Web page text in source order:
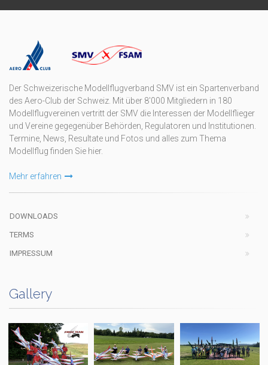
Der Schweizerische Modellflugverband SMV ist ein Spartenverband
des Aero-Club der Schweiz. Mit über 8'000 Mitgliedern in 180
Modellflugvereinen vertritt der SMV die Interessen der Modellflieger
und Vereine gegegenüber Behörden, Regulatoren und Institutionen.
Termine, News, Resultate und Fotos und alles zum Thema
Modellflug finden Sie hier.
Mehr erfahren
DOWNLOADS
TERMS
IMPRESSUM
Gallery